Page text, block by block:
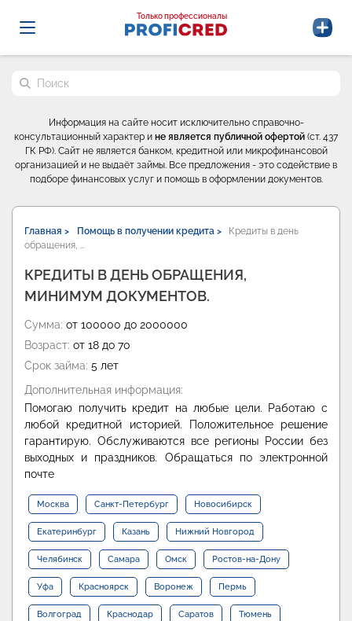
Probrokery - Только профессионалы
Только профессионалы
Поиск по сайту
Информация на сайте носит исключительно справочно-
консультационный характер и не является публичной офертой (ст. 437
ГК РФ). Сайт не является банком, кредитной или микрофинансовой
организацией и не выдаёт займы. Все предложения - это содействие в
подборе финансовых услуг и помощь в оформлении документов.
Главная > Помощь в получении кредита >
Кредиты в день
обращения, …
КРЕДИТЫ В ДЕНЬ ОБРАЩЕНИЯ,
МИНИМУМ ДОКУМЕНТОВ.
Сумма: от 100000 до 2000000
Возраст: от 18 до 70
Срок займа: 5 лет
Дополнительная информация:
Помогаю получить кредит на любые цели. Работаю с
любой кредитной историей. Положительное решение
гарантирую. Обслуживаются все регионы России без
выходных и праздников. Обращаться по электронной
почте
Москва Санкт-Петербург Новосибирск
Екатеринбург Казань Нижний Новгород
Челябинск Самара Омск Ростов-на-Дону
Уфа Красноярск Воронеж Пермь
Волгоград Краснодар Саратов Тюмень